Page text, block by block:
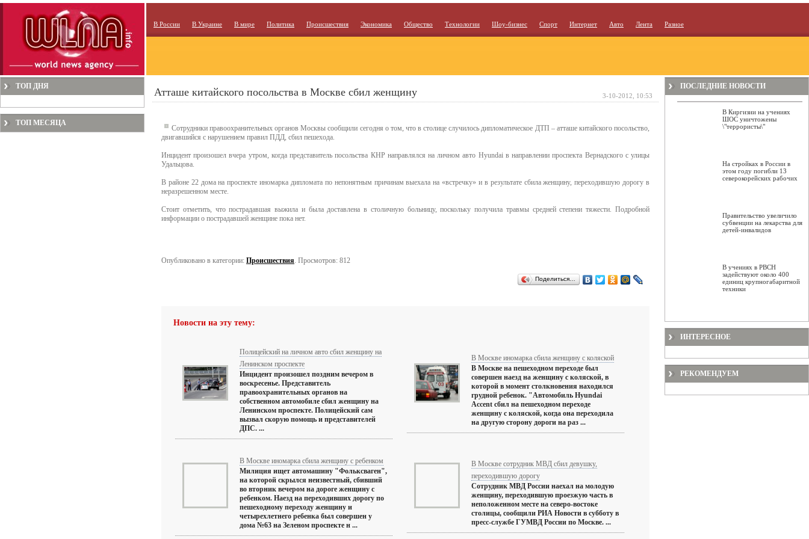
В России В Украине В мире Политика Происшествия Экономика Общество Технологии Шоу-бизнес Спорт Интернет Авто Лента Разное
ТОП ДНЯ
ТОП МЕСЯЦА
Атташе китайского посольства в Москве сбил женщину
Сотрудники правоохранительных органов Москвы сообщили сегодня о том, что в столице случилось дипломатическое ДТП – атташе китайского посольство,
двигавшийся с нарушением правил ПДД, сбил пешехода.
Инцидент произошел вчера утром, когда представитель посольства КНР направлялся на личном авто Hyundai в направлении проспекта Вернадского с улицы
Удальцова.
В районе 22 дома на проспекте иномарка дипломата по непонятным причинам выехала на «встречку» и в результате сбила женщину, переходившую дорогу в
неразрешенном месте.
Стоит отметить, что пострадавшая выжила и была доставлена в столичную больницу, поскольку получила травмы средней степени тяжести. Подробной
информации о пострадавшей женщине пока нет.
Опубликовано в категории: Происшествия. Просмотров: 812
Поделиться…
Новости на эту тему:
Полицейский на личном авто сбил женщину на
Ленинском проспекте
Инцидент произошел поздним вечером в
воскресенье. Представитель
правоохранительных органов на
собственном автомобиле сбил женщину на
Ленинском проспекте. Полицейский сам
вызвал скорую помощь и представителей
ДПС. ...
В Москве иномарка сбила женщину с коляской
В Москве на пешеходном переходе был
совершен наезд на женщину с коляской, в
которой в момент столкновения находился
грудной ребенок. "Автомобиль Hyundai
Accent сбил на пешеходном переходе
женщину с коляской, когда она переходила
на другую сторону дороги на раз ...
В Москве иномарка сбила женщину с ребенком
Милиция ищет автомашину "Фольксваген",
на которой скрылся неизвестный, сбивший
во вторник вечером на дороге женщину с
ребенком. Наезд на переходивших дорогу по
пешеходному переходу женщину и
четырехлетнего ребенка был совершен у
дома №63 на Зеленом проспекте н ...
В Москве сотрудник МВД сбил девушку,
переходившую дорогу
Сотрудник МВД России наехал на молодую
женщину, переходившую проезжую часть в
неположенном месте на северо-востоке
столицы, сообщили РИА Новости в субботу в
пресс-службе ГУМВД России по Москве. ...
3-10-2012, 10:53
ПОСЛЕДНИЕ НОВОСТИ
В Киргизии на учениях
ШОС уничтожены
\"террористы\"
На стройках в России в
этом году погибли 13
северокорейских рабочих
Правительство увеличило
субвенции на лекарства для
детей-инвалидов
В учениях в РВСН
задействуют около 400
единиц крупногабаритной
техники
ИНТЕРЕСНОЕ
РЕКОМЕНДУЕМ